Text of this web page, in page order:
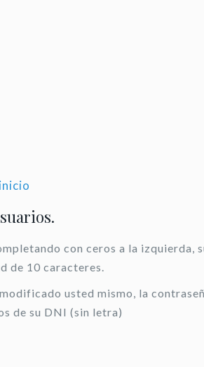
con ceros a la izquierda,
de 10 caracteres.
usted mismo, la
de su DNI (sin letra)